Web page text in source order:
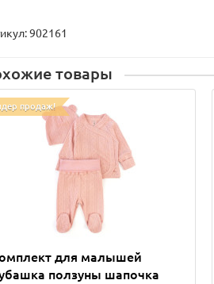
902161
товары
продаж!
для малышей
ползуны шапочка